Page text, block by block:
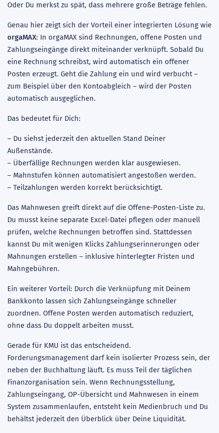
Oder Du merkst zu spät, dass mehrere große Beträge fehlen.
Genau hier zeigt sich der Vorteil einer integrierten Lösung wie
orgaMAX: In orgaMAX sind Rechnungen, offene Posten und
Zahlungseingänge direkt miteinander verknüpft. Sobald Du
eine Rechnung schreibst, wird automatisch ein offener
Posten erzeugt. Geht die Zahlung ein und wird verbucht –
zum Beispiel über den Kontoabgleich – wird der Posten
automatisch ausgeglichen.
Das bedeutet für Dich:
– Du siehst jederzeit den aktuellen Stand Deiner
Außenstände.
– Überfällige Rechnungen werden klar ausgewiesen.
– Mahnstufen können automatisiert angestoßen werden.
– Teilzahlungen werden korrekt berücksichtigt.
Das Mahnwesen greift direkt auf die Offene-Posten-Liste zu.
Du musst keine separate Excel-Datei pflegen oder manuell
prüfen, welche Rechnungen betroffen sind. Stattdessen
kannst Du mit wenigen Klicks Zahlungserinnerungen oder
Mahnungen erstellen – inklusive hinterlegter Fristen und
Mahngebühren.
Ein weiterer Vorteil: Durch die Verknüpfung mit Deinem
Bankkonto lassen sich Zahlungseingänge schneller
zuordnen. Offene Posten werden automatisch reduziert,
ohne dass Du doppelt arbeiten musst.
Gerade für KMU ist das entscheidend.
Forderungsmanagement darf kein isolierter Prozess sein, der
neben der Buchhaltung läuft. Es muss Teil der täglichen
Finanzorganisation sein. Wenn Rechnungsstellung,
Zahlungseingang, OP-Übersicht und Mahnwesen in einem
System zusammenlaufen, entsteht kein Medienbruch und Du
behältst jederzeit den Überblick über Deine Liquidität.